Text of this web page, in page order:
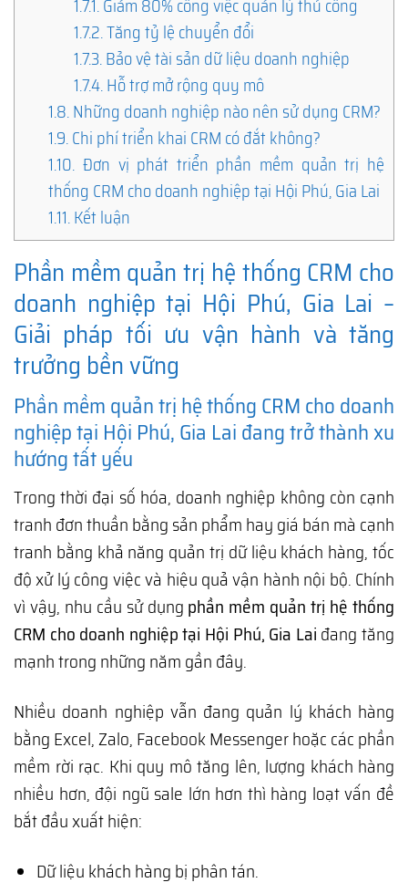
1.7.1.Giảm 80% công việc quản lý thủ công
1.7.2.Tăng tỷ lệ chuyển đổi
1.7.3.Bảo vệ tài sản dữ liệu doanh nghiệp
1.7.4.Hỗ trợ mở rộng quy mô
1.8.Những doanh nghiệp nào nên sử dụng CRM?
1.9.Chi phí triển khai CRM có đắt không?
1.10. Đơn vị phát triển phần mềm quản trị hệ
thống CRM cho doanh nghiệp tại Hội Phú, Gia Lai
1.11.Kết luận
Phần mềm quản trị hệ thống CRM cho
doanh nghiệp tại Hội Phú, Gia Lai –
Giải pháp tối ưu vận hành và tăng
trưởng bền vững
Phần mềm quản trị hệ thống CRM cho doanh
nghiệp tại Hội Phú, Gia Lai đang trở thành xu
hướng tất yếu
Trong thời đại số hóa, doanh nghiệp không còn cạnh
tranh đơn thuần bằng sản phẩm hay giá bán mà cạnh
tranh bằng khả năng quản trị dữ liệu khách hàng, tốc
độ xử lý công việc và hiệu quả vận hành nội bộ. Chính
vì vậy, nhu cầu sử dụng phần mềm quản trị hệ thống
CRM cho doanh nghiệp tại Hội Phú, Gia Lai đang tăng
mạnh trong những năm gần đây.
Nhiều doanh nghiệp vẫn đang quản lý khách hàng
bằng Excel, Zalo, Facebook Messenger hoặc các phần
mềm rời rạc. Khi quy mô tăng lên, lượng khách hàng
nhiều hơn, đội ngũ sale lớn hơn thì hàng loạt vấn đề
bắt đầu xuất hiện:
Dữ liệu khách hàng bị phân tán.